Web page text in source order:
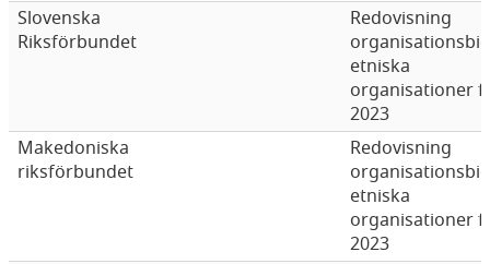
Slovenska
Riksförbundet
Redovisning
etniska
organisationer
2023
Makedoniska
riksförbundet
Redovisning
etniska
organisationer
2023